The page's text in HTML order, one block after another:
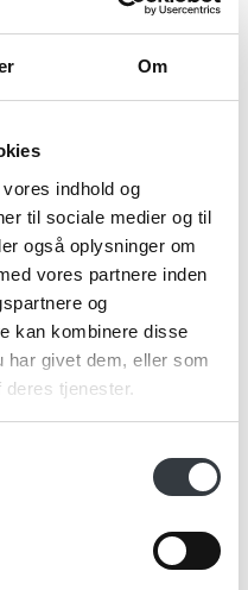
Om
indhold og
til sociale medier og til
også oplysninger om
vores partnere inden
og
kan kombinere disse
har givet dem, eller som
tjenester.